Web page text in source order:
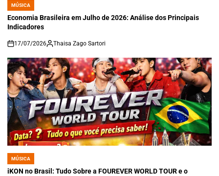
POSTED
IN
MÚSICA
Economia Brasileira em Julho de 2026: Análise dos Principais
Indicadores
on
17/07/2026 Thaisa Zago Sartori
POSTED
IN
MÚSICA
iKON no Brasil: Tudo Sobre a FOUREVER WORLD TOUR e o